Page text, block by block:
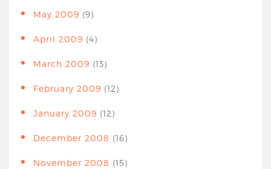
May 2009 (9)
April 2009 (4)
March 2009 (13)
February 2009 (12)
January 2009 (12)
December 2008 (16)
November 2008 (15)